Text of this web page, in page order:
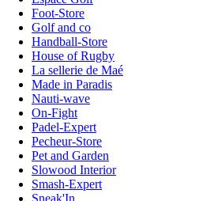
Foot-Store
Golf and co
Handball-Store
House of Rugby
La sellerie de Maé
Made in Paradis
Nauti-wave
On-Fight
Padel-Expert
Pecheur-Store
Pet and Garden
Slowood Interior
Smash-Expert